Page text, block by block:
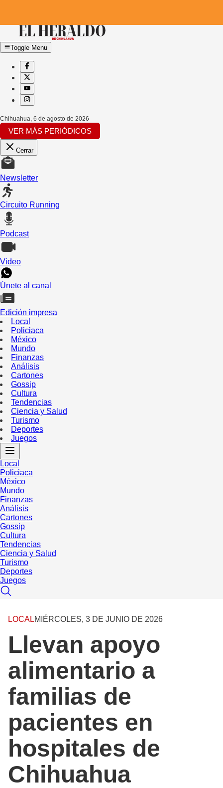
Toggle Menu
Chihuahua 6 de agosto de 2026
VER MÁS PERIÓDICOS
Cerrar
Newsletter
Circuito Running
Podcast
Video
Únete al canal
Edición impresa
Local
Policiaca
México
Mundo
Finanzas
Análisis
Cartones
Gossip
Cultura
Tendencias
Ciencia y Salud
Turismo
Deportes
Juegos
Local
Policiaca
México
Mundo
Finanzas
Análisis
Cartones
Gossip
Cultura
Tendencias
Ciencia y Salud
Turismo
Deportes
Juegos
LOCALMIÉRCOLES, 3 DE JUNIO DE 2026
Llevan apoyo
alimentario a
familias de
pacientes en
hospitales de
Chihuahua